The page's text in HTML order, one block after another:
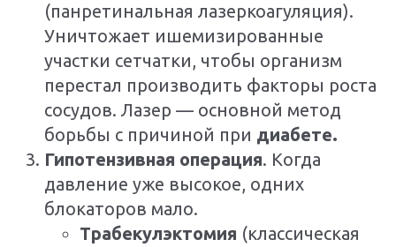
(панретинальная лазеркоагуляция).
Уничтожает ишемизированные
участки сетчатки, чтобы организм
перестал производить факторы роста
сосудов. Лазер — основной метод
борьбы с причиной при диабете.
Гипотензивная операция. Когда
давление уже высокое, одних
блокаторов мало.
Трабекулэктомия (классическая